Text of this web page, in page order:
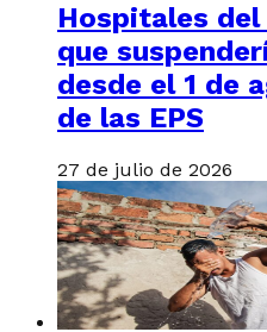
Hospitales
que
desde el 1 de
de las EPS
27 de julio de 2026